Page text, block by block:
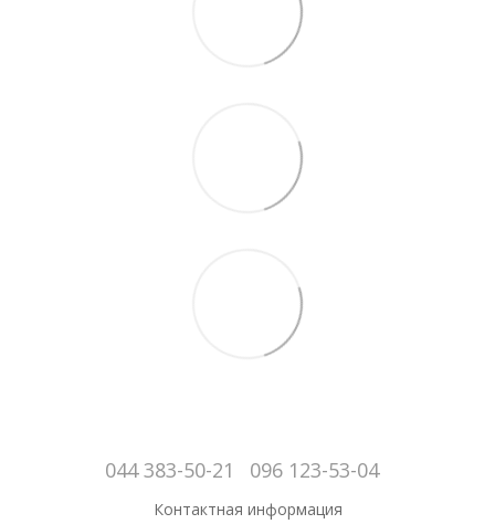
044 383-50-21 096 123-53-04
Контактная информация